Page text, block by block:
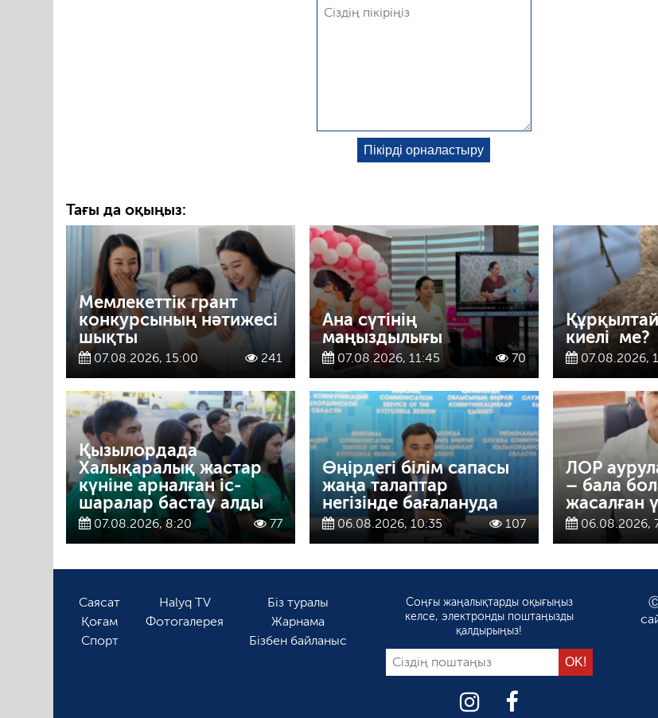
Тағы да оқыңыз:
Мемлекеттік грант
конкурсының нәтижесі
шықты
07.08.2026, 15:00 241
Ана сүтінің
маңыздылығы
07.08.2026, 11:45 70
киелі ме?
07.08.2026,
Қызылордада
Халықаралық жастар
күніне арналған іс-
шаралар бастау алды
07.08.2026, 8:20 77
Өңірдегі білім сапасы
жаңа талаптар
негізінде бағалануда
06.08.2026, 10:35 107
ЛОР
– бала
жасалған
06.08.2026,
Саясат
Қоғам
Спорт
Halyq TV
Фотогалерея
Біз туралы
Жарнама
Бізбен байланыс
Соңғы жаңалықтарды оқығыңыз
келсе, электронды поштаңызды
қалдырыңыз!
Ⓒ